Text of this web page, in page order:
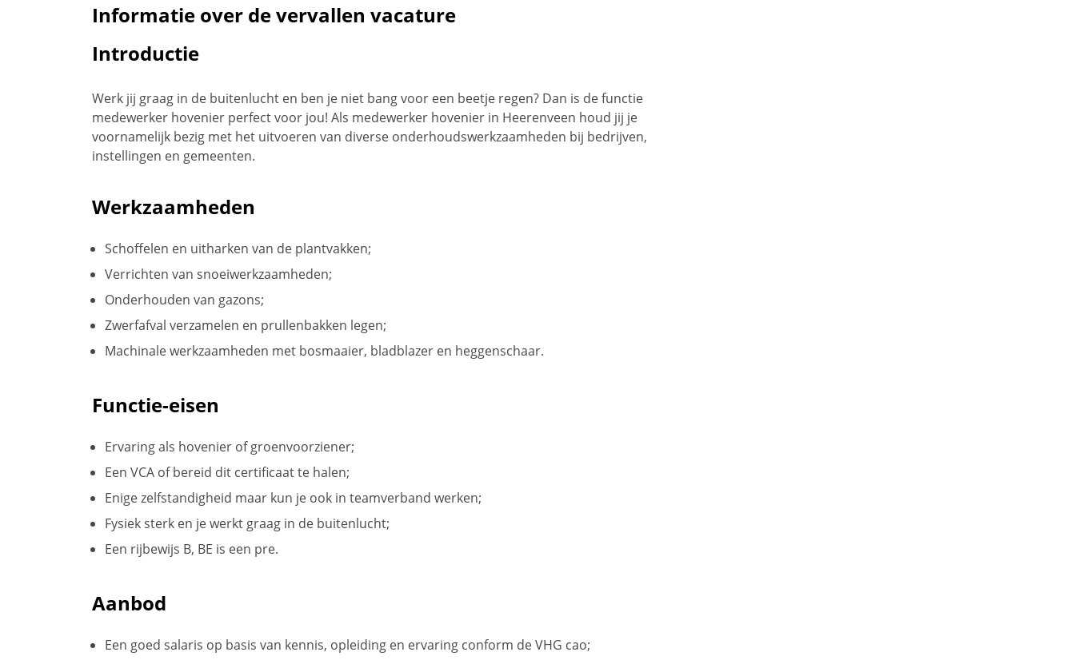
Informatie over de vervallen vacature
Introductie
Werk jij graag in de buitenlucht en ben je niet bang voor een beetje regen? Dan is de functie
medewerker hovenier perfect voor jou! Als medewerker hovenier in Heerenveen houd jij je
voornamelijk bezig met het uitvoeren van diverse onderhoudswerkzaamheden bij bedrijven,
instellingen en gemeenten.
Werkzaamheden
Schoffelen en uitharken van de plantvakken;
Verrichten van snoeiwerkzaamheden;
Onderhouden van gazons;
Zwerfafval verzamelen en prullenbakken legen;
Machinale werkzaamheden met bosmaaier, bladblazer en heggenschaar.
Functie-eisen
Ervaring als hovenier of groenvoorziener;
Een VCA of bereid dit certificaat te halen;
Enige zelfstandigheid maar kun je ook in teamverband werken;
Fysiek sterk en je werkt graag in de buitenlucht;
Een rijbewijs B, BE is een pre.
Aanbod
Een goed salaris op basis van kennis, opleiding en ervaring conform de VHG cao;